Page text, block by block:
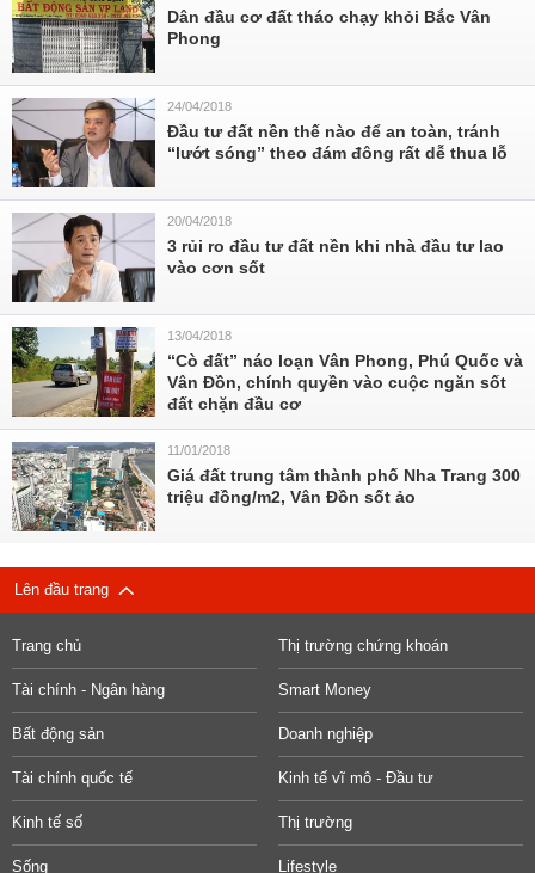
Dân đầu cơ đất tháo chạy khỏi Bắc Vân
Phong
24/04/2018
Đầu tư đất nền thế nào để an toàn, tránh
“lướt sóng” theo đám đông rất dễ thua lỗ
20/04/2018
3 rủi ro đầu tư đất nền khi nhà đầu tư lao
vào cơn sốt
13/04/2018
“Cò đất” náo loạn Vân Phong, Phú Quốc và
Vân Đồn, chính quyền vào cuộc ngăn sốt
đất chặn đầu cơ
11/01/2018
Giá đất trung tâm thành phố Nha Trang 300
triệu đồng/m2, Vân Đồn sốt ảo
Lên đầu trang
Trang chủ Thị trường chứng khoán
Tài chính - Ngân hàng Smart Money
Bất động sản Doanh nghiệp
Tài chính quốc tế Kinh tế vĩ mô - Đầu tư
Kinh tế số Thị trường
Sống Lifestyle